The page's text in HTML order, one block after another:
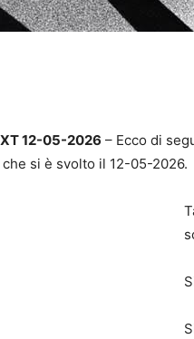
12-05-2026 – Ecco di
che si è svolto il 12-05-2026.